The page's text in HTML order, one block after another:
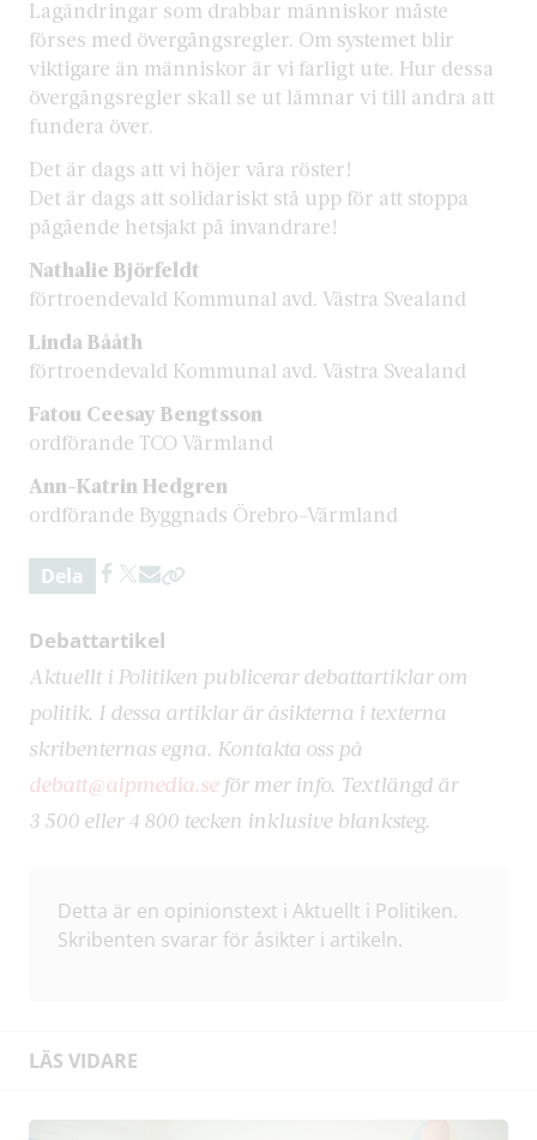
Lagändringar som drabbar människor måste
förses med övergångsregler. Om systemet blir
viktigare än människor är vi farligt ute. Hur dessa
övergångsregler skall se ut lämnar vi till andra att
fundera över.
Det är dags att vi höjer våra röster!
Det är dags att solidariskt stå upp för att stoppa
pågående hetsjakt på invandrare!
Nathalie Björfeldt
förtroendevald Kommunal avd. Västra Svealand
Linda Bååth
förtroendevald Kommunal avd. Västra Svealand
Fatou Ceesay Bengtsson
ordförande TCO Värmland
Ann-Katrin Hedgren
ordförande Byggnads Örebro–Värmland
Dela
Debattartikel
Aktuellt i Politiken publicerar debattartiklar om
politik. I dessa artiklar är åsikterna i texterna
skribenternas egna. Kontakta oss på
debatt@aipmedia.seför mer info. Textlängd är
3 500 eller 4 800 tecken inklusive blanksteg.
Detta är en opinionstext i Aktuellt i Politiken.
Skribenten svarar för åsikter i artikeln.
LÄS VIDARE